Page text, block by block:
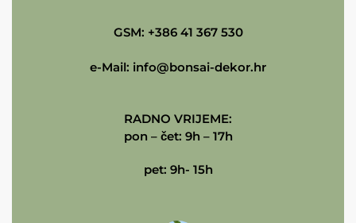
GSM: +386 41 367 530
e-Mail: info@bonsai-dekor.hr
RADNO VRIJEME:
pon – čet: 9h – 17h
pet: 9h- 15h